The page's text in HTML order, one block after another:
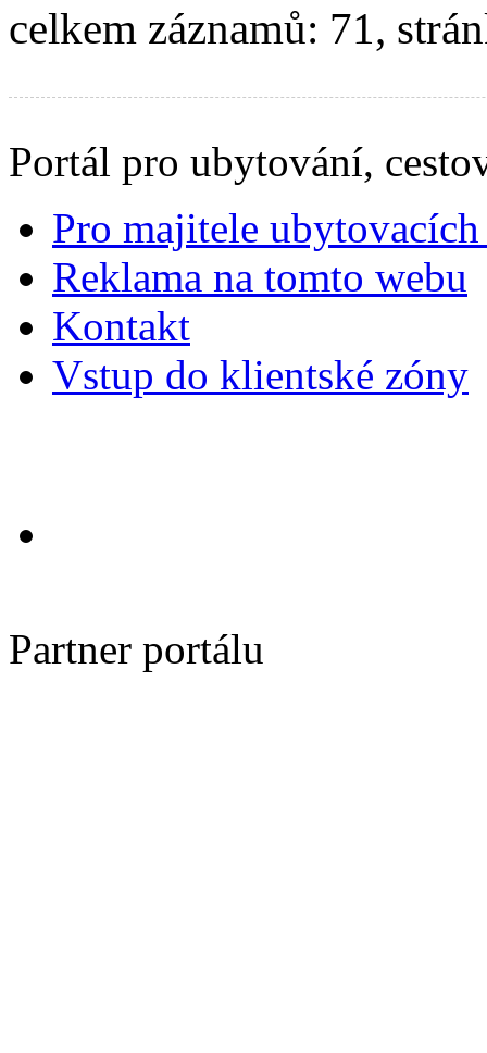
celkem záznamů: 71,
Portál pro ubytování,
Pro majitele
Reklama na tomto webu
Kontakt
Vstup do klientské zóny
Partner portálu